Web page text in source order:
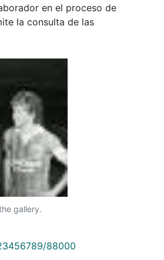
en el proceso de
la consulta de las
gallery.
88000